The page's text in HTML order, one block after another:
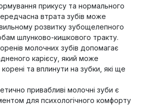
прикусу та нормального
втрата зубів може
розвитку зубощелепного
шлунково-кишкового тракту.
молочних зубів допомагає
карієсу, який може
та вплинути на зубки, які ще
привабливі молочні зуби є
для психологічного комфорту